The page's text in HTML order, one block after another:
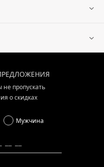
пропускать
о скидках
Мужчина